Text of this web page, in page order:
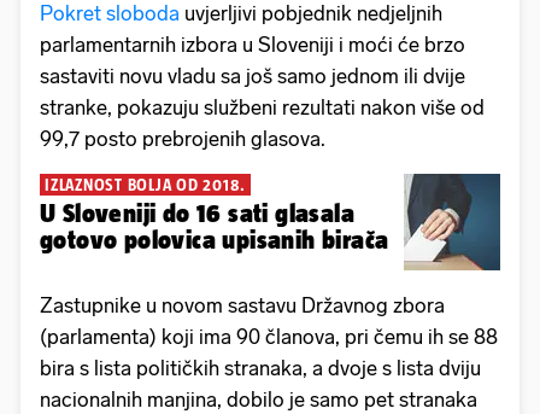
Pokret sloboda uvjerljivi pobjednik nedjeljnih
parlamentarnih izbora u Sloveniji i moći će brzo
sastaviti novu vladu sa još samo jednom ili dvije
stranke, pokazuju službeni rezultati nakon više od
99,7 posto prebrojenih glasova.
IZLAZNOST BOLJA OD 2018.
U Sloveniji do 16 sati glasala
gotovo polovica upisanih birača
Zastupnike u novom sastavu Državnog zbora
(parlamenta) koji ima 90 članova, pri čemu ih se 88
bira s lista političkih stranaka, a dvoje s lista dviju
nacionalnih manjina, dobilo je samo pet stranaka